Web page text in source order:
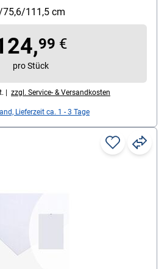
Außenbereich
62.4 x 75.6 x 111.5 cm
111,5 cm
99 €
pro Stück
| zzgl. Service- & Versandkosten
Lieferzeit ca. 1 - 3 Tage